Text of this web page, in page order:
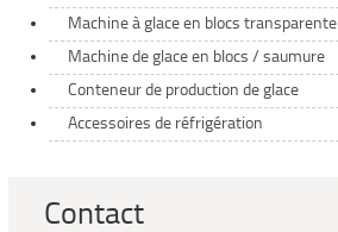
Machine à glace en blocs transparente
Machine de glace en blocs / saumure
Conteneur de production de glace
Accessoires de réfrigération
Contact